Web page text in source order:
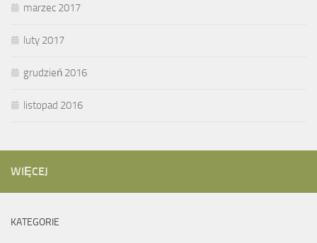
marzec 2017
luty 2017
grudzień 2016
listopad 2016
WIĘCEJ
KATEGORIE